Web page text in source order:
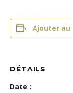
Ajouter au
DÉTAILS
Date :